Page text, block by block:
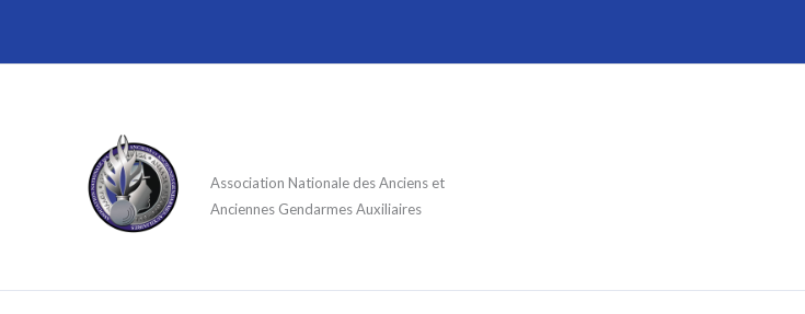
Association Nationale des Anciens et
Anciennes Gendarmes Auxiliaires